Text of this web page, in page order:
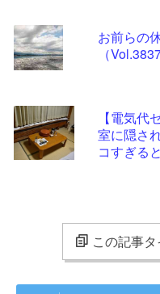
お前らの
（Vol.3837
【電気代
室に隠さ
コすぎる
この記事